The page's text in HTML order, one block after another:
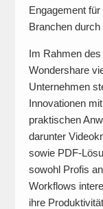
Engagement
Branchen durch
Im Rahmen
Wondershare
Unternehmen
Innovationen
praktischen
darunter
sowie PDF-
sowohl Profis
Workflows
ihre